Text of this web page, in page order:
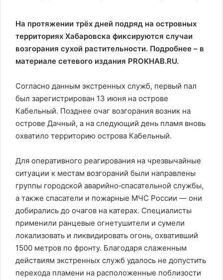
На протяжении трёх дней подряд на островных
территориях Хабаровска фиксируются случаи
возгорания сухой растительности. Подробнее – в
материале сетевого издания PROKHAB.RU.
Согласно данным экстренных служб, первый пал
был зарегистрирован 13 июня на острове
Кабельный. Позднее очаг возгорания возник на
острове Дачный, а на следующий день пламя вновь
охватило территорию острова Кабельный.
Для оперативного реагирования на чрезвычайные
ситуации к местам возгораний были направлены
группы городской аварийно‑спасательной службы,
а также спасатели и пожарные МЧС России — они
добирались до очагов на катерах. Специалисты
применили ранцевые огнетушители и сумели
локализовать и ликвидировать огонь, охвативший
1500 метров по фронту. Благодаря слаженным
действиям экстренных служб удалось не допустить
перехода пламени на расположенные поблизости